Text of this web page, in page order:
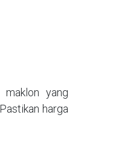
maklon yang
harga